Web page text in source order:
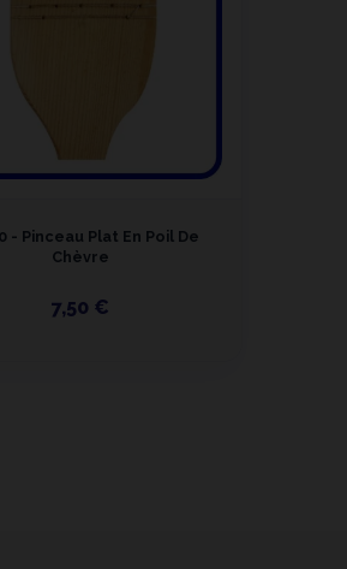
- Pinceau Plat En Poil De
Chèvre
7,50 €